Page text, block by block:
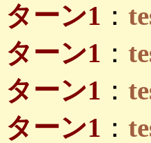
ターン1 ：
ターン1 ：
ターン1 ：
ターン1 ：